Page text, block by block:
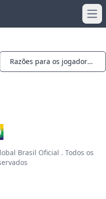
Notifications Razões para os jogadores de pôquer americanos ficarem gratos no fim de semana de Ação de Graças
Brasil Oficial . Todos os